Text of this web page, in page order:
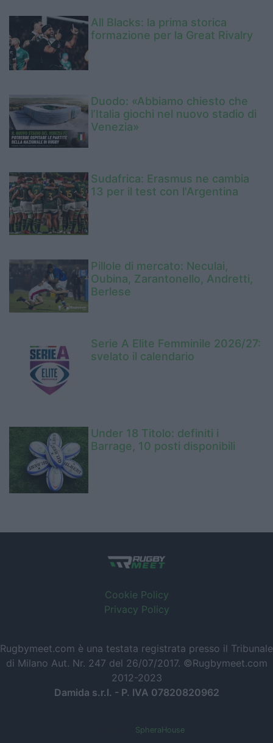
All Blacks: la prima storica
formazione per la Great Rivalry
Duodo: «Abbiamo chiesto che
l’Italia giochi nel nuovo stadio di
Venezia»
Sudafrica: Erasmus ne cambia
13 per il test con l'Argentina
Pillole di mercato: Neculai,
Oubina, Zarantonello, Andretti,
Berlese
Serie A Elite Femminile 2026/27:
svelato il calendario
Under 18 Titolo: definiti i
Barrage, 10 posti disponibili
Cookie Policy
Privacy Policy
Rugbymeet.com è una testata registrata presso il Tribunale
di Milano Aut. Nr. 247 del 26/07/2017. ©Rugbymeet.com
2012-2023
Damida s.r.l. - P. IVA 07820820962
SpheraHouse